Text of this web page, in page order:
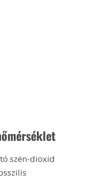
szén-dioxid